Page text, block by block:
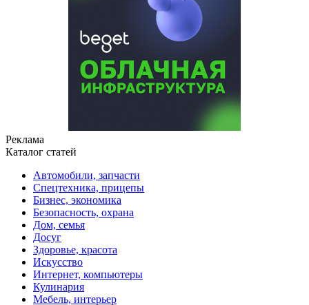
Реклама
Каталог статей
Автомобили, запчасти
Спецтехника, прицепы
Бизнес, экономика
Безопасность, охрана
Дом, семья
Досуг
Здоровье, красота
Искусство
Интернет, компьютеры
Кулинария
Мебель, интерьер